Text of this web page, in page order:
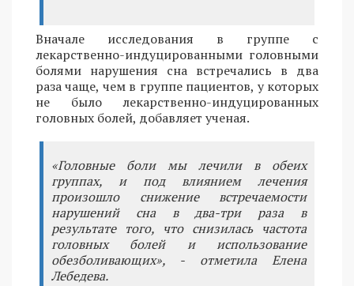
Вначале исследования в группе с
лекарственно-индуцированными головными
болями нарушения сна встречались в два
раза чаще, чем в группе пациентов, у которых
не было лекарственно-индуцированных
головных болей, добавляет ученая.
«Головные боли мы лечили в обеих
группах, и под влиянием лечения
произошло снижение встречаемости
нарушений сна в два-три раза в
результате того, что снизилась частота
головных болей и использование
обезболивающих», - отметила Елена
Лебедева.